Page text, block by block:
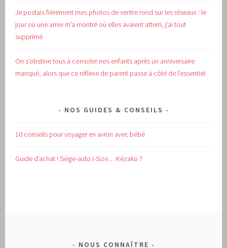
Je postais fièrement mes photos de ventre rond sur les réseaux : le
jour où une amie m’a montré où elles avaient atterri, j’ai tout
supprimé
On s’obstine tous à consoler nos enfants après un anniversaire
manqué, alors que ce réflexe de parent passe à côté de l’essentiel
NOS GUIDES & CONSEILS
10 conseils pour voyager en avion avec bébé
Guide d’achat !Siège-auto i-Size… Kézako ?
NOUS CONNAÎTRE